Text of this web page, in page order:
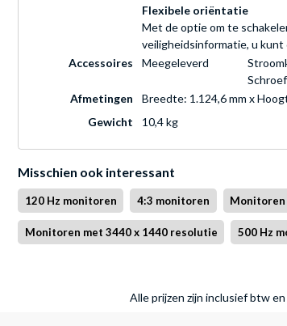
Flexibele oriëntatie
Met de optie om te
veiligheidsinformatie, u kunt
Accessoires
Meegeleverd
Afmetingen
Breedte: 1.124,6 mm x
Gewicht
10,4 kg
Misschien ook interessant
120 Hz monitoren 4:3 monitoren Monitoren
Monitoren met 3440 x 1440 resolutie 500 Hz
Alle prijzen zijn inclusief btw